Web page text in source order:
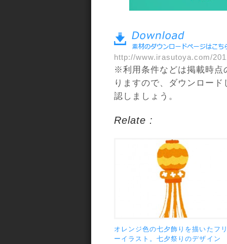
http://www.irasutoya.com/
※利用条件などは掲載時点
りますので、ダウンロー
認しましょう。
Relate :
オレンジ色の七夕飾りを描いたフ
ーイラスト。七夕祭りのデザイン